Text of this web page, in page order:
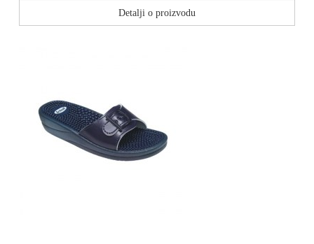
Detalji o proizvodu